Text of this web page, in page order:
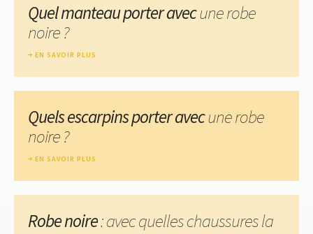
Quel manteau porter avecune robe
noire ?
EN SAVOIR PLUS
Quels escarpins porter avecune robe
noire ?
EN SAVOIR PLUS
Robe noire: avec quelles chaussures la